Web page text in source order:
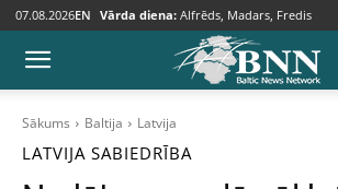
07.08.2026EN Vārda diena: Alfrēds, Madars, Fredis
Sākums Baltija Latvija
LATVIJA SABIEDRĪBA